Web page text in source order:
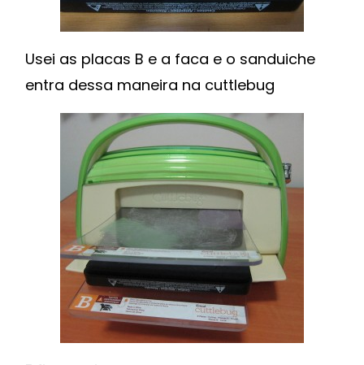
Usei as placas B e a faca e o sanduiche
entra dessa maneira na cuttlebug